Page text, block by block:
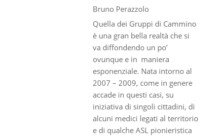
Bruno Perazzolo
Quella dei Gruppi di Cammino
è una gran bella realtà che si
va diffondendo un po’
ovunque e in maniera
esponenziale. Nata intorno al
2007 – 2009, come in genere
accade in questi casi, su
iniziativa di singoli cittadini, di
alcuni medici legati al territorio
e di qualche ASL pionieristica